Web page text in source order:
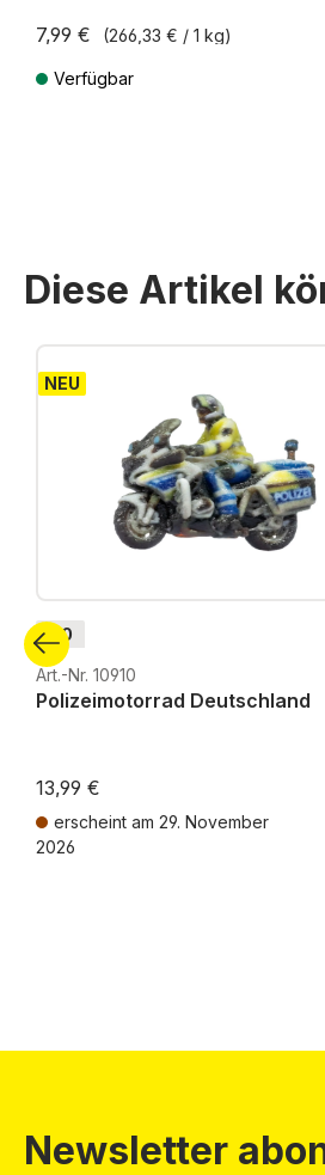
7,99 € (266,33 € / 1 kg)
Verfügbar
Diese Artikel
Produktgalerie überspringen
NEU
H0
Art.-Nr. 10910
Polizeimotorrad Deutschland
13,99 €
erscheint am 29. November
2026
Newsletter